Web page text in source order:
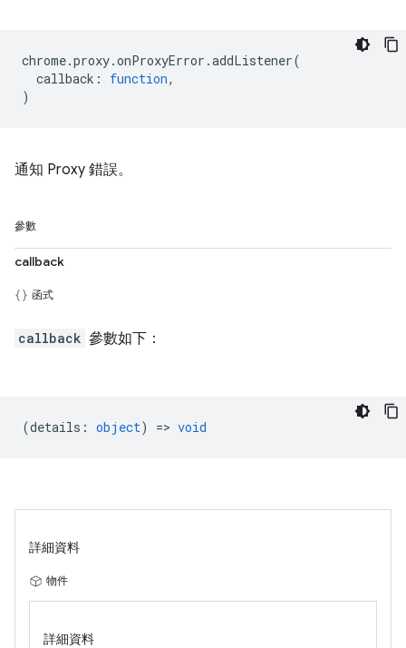
chrome.proxy.onProxyError .addListener(
callback : function,
)
通知 Proxy 錯誤。
參數
callback
函式
callback 參數如下：
(details : object) => void
詳細資料
物件
詳細資料